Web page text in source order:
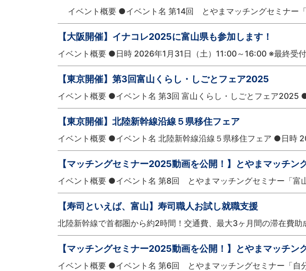
イベント概要 ●イベント名 第14回 とやまマッチングセミナー
【大阪開催】イナコレ2025に富山県も参加します！
イベント概要 ●日時 2026年1月31日（土）11:00～16:00 ※最終受
【東京開催】第3回富山くらし・しごとフェア2025
イベント概要 ●イベント名 第3回 富山くらし・しごとフェア
【東京開催】北陸新幹線沿線５県移住フェア
イベント概要 ●イベント名 北陸新幹線沿線５県移住フェア ●日
【マッチングセミナー2025動画を公開！】とやまマッチン
イベント概要 ●イベント名 第8回 とやまマッチングセミナー「
【寿司といえば、富山】寿司職人お試し就職支援
北陸新幹線で首都圏から約2時間！交通費、最大3ヶ月間の滞在費
【マッチングセミナー2025動画を公開！】とやまマッチ
イベント概要 ●イベント名 第6回 とやまマッチングセミナー「